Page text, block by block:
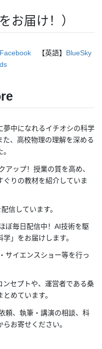
お届け！）
Facebook 【英語】 BlueSky
中になれるイチオシの科学
、高校物理の理解を深める
アップ！授業の質を高め、
りの教材を紹介していま
信しています。
ぼ毎日配信中！AI技術を駆
」をお届けします。
サイエンスショー等を行っ
セプトや、運営者である桑
めています。
頼、執筆・講演の相談、科
お寄せください。